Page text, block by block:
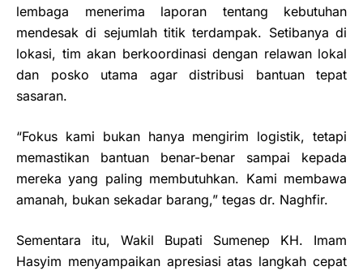
lembaga menerima laporan tentang kebutuhan
mendesak di sejumlah titik terdampak. Setibanya di
lokasi, tim akan berkoordinasi dengan relawan lokal
dan posko utama agar distribusi bantuan tepat
sasaran.
“Fokus kami bukan hanya mengirim logistik, tetapi
memastikan bantuan benar-benar sampai kepada
mereka yang paling membutuhkan. Kami membawa
amanah, bukan sekadar barang,” tegas dr. Naghfir.
Sementara itu, Wakil Bupati Sumenep KH. Imam
Hasyim menyampaikan apresiasi atas langkah cepat